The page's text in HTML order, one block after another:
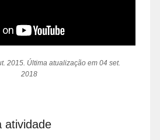
2015. Última atualização em 04 set.
2018
atividade